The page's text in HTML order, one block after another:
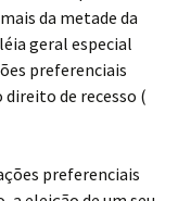
da metade da
geral especial
preferenciais
direito de recesso (
preferenciais